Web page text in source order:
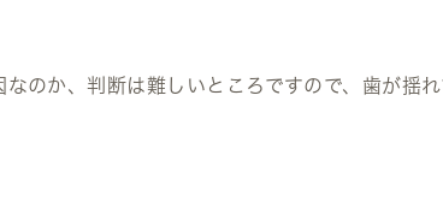
のか、判断は難しいところですので、歯が揺